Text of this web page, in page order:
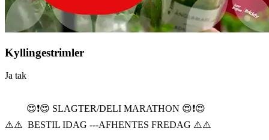
Kyllingestrimler
Ja tak
😍❗️😍 SLAGTER/DELI MARATHON 😍❗️😍
⚠️⚠️ BESTIL IDAG ---AFHENTES FREDAG ⚠️⚠️